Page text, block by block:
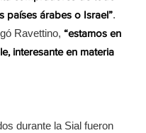
países árabes o Israel”.
Ravettino, “estamos en
interesante en materia
durante la Sial fueron